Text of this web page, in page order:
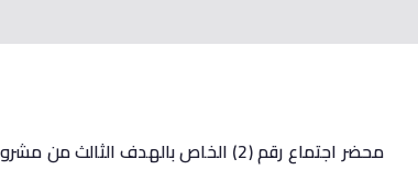
محضر اجتماع رقم (2) الخاص بالهدف الثالث من